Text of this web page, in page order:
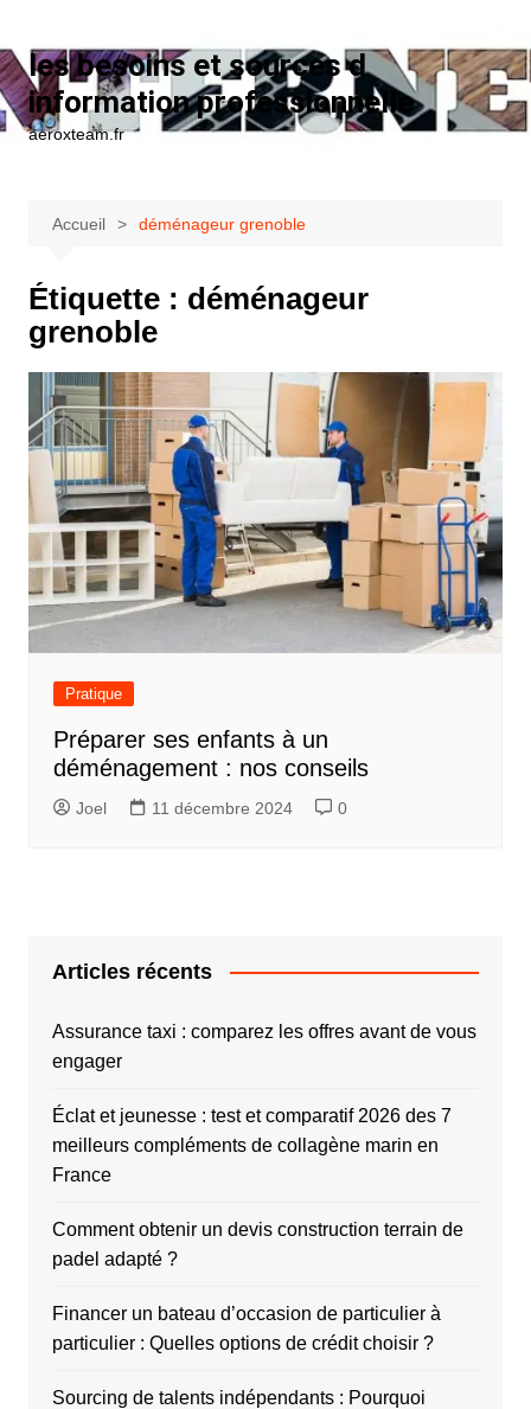
les besoins et sources d
information professionnelle
aeroxteam.fr
Accueil déménageur grenoble
Étiquette : déménageur
grenoble
Pratique
Préparer ses enfants à un
déménagement : nos conseils
Joel 11 décembre 2024 0
Articles récents
Assurance taxi : comparez les offres avant de vous
engager
Éclat et jeunesse : test et comparatif 2026 des 7
meilleurs compléments de collagène marin en
France
Comment obtenir un devis construction terrain de
padel adapté ?
Financer un bateau d’occasion de particulier à
particulier : Quelles options de crédit choisir ?
Sourcing de talents indépendants : Pourquoi